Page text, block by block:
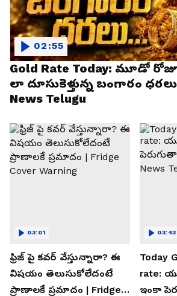
Gold Rate Today: మూడో
లా దూసుకెళ్తున్న బంగారం
News Telugu
02:55
ఫ్రిజ్ పై కవర్ వేస్తున్నారా? ఈ
విషయం తెలుసుకోలేదంటే
ప్రాణాలకే ప్రమాదం | Fridge
03:01
Today
rate:
ఇంకా
03:43